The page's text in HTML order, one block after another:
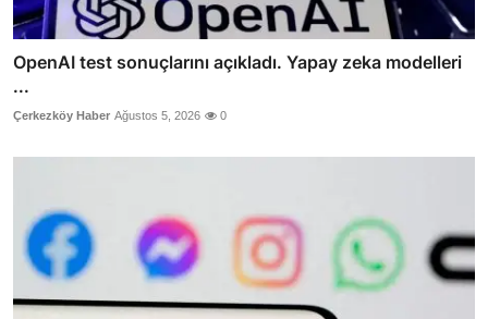
OpenAI test sonuçlarını açıkladı. Yapay zeka modelleri
...
Çerkezköy Haber Ağustos 5, 2026 0